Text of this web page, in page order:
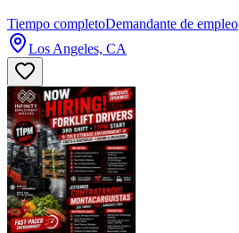
Tiempo completoDemandante de empleo
Los Angeles, CA